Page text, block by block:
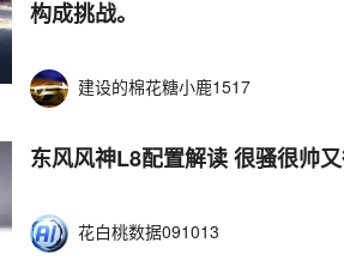
构成挑战。
建设的棉花糖小鹿1517
东风风神L8配置解读 很骚很帅
花白桃数据091013